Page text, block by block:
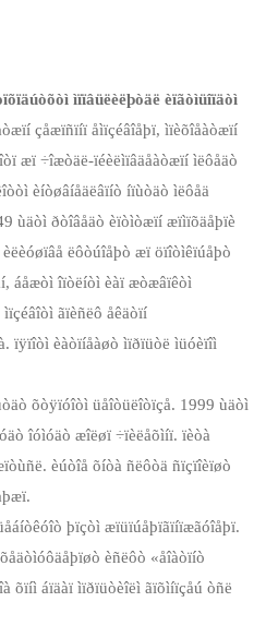
ìïïâüëèëþòäë èïãòìüîïäòì
çåæïñïíï åìïçéâîåþï, ìïèõîåàòæïí
æï ÷îæòäë-­ïéèëìïâäåàòæïí ìëôåäò
èíòøâíåäëâïíò íïùòäò ìëôåä
ùäòì ðòîâåäò èïòìòæïí æïìïõäåþïè
ëôòúîåþò æï öïîòìêïúåþò
áåæòì îïòëíòì èàï æòæâïêòì
ãïèñëô åêäòïí
ïÿïîòì èàòïíåàøò ìïðïüòë ìüóèïîì
õòÿïóîòì üåîòüëîòïçå. 1999 ùäòì
îóìóäò æîëøï ÷ïèëåõìíï. ïèòà
èúòîå õíòà ñëôòä ñïçïîèïøò
þïçòì æïüïúåþï­ãïíïæãóîåþï.
èñëôò «åîàòïíò
õïíì áïäàï ìïðïüòèîëì ãïõìíïçåú òñë